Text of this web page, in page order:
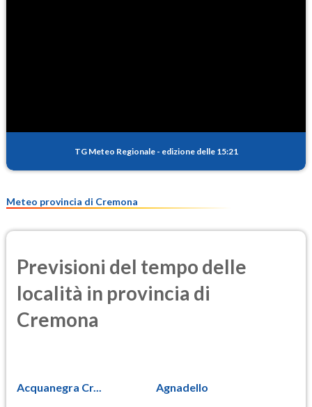
PM25
TG Meteo Regionale - edizione delle 15:21
Meteo provincia di Cremona
Previsioni del tempo delle
località in provincia di
Cremona
Acquanegra Cr... Agnadello